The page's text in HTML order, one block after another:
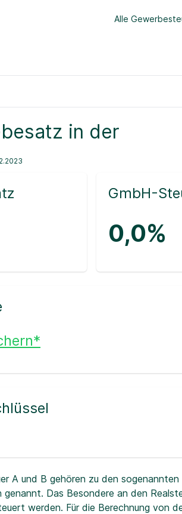
Alle
in der
GmbH-
0,0%
A und B gehören zu den
Das Besondere an den
werden. Für die Berechnung von